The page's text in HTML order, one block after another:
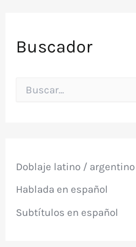
Buscador
o
:
Doblaje latino / argentino
Hablada en español
Subtítulos en español